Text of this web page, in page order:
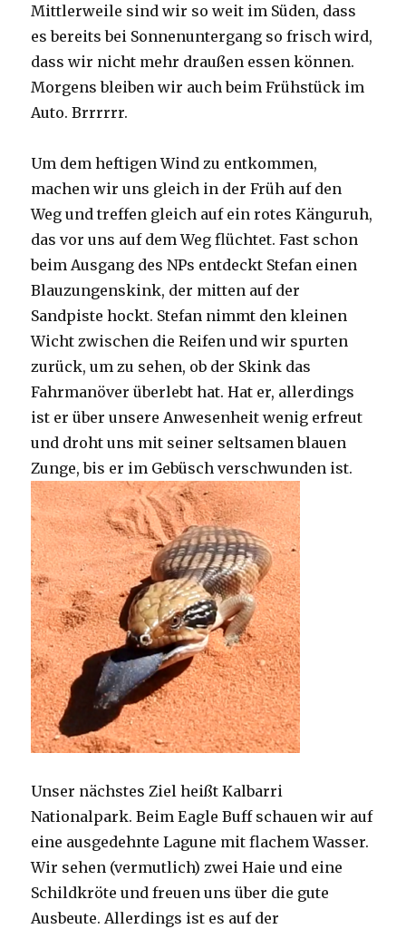
Mittlerweile sind wir so weit im Süden, dass
es bereits bei Sonnenuntergang so frisch wird,
dass wir nicht mehr draußen essen können.
Morgens bleiben wir auch beim Frühstück im
Auto. Brrrrrr.
Um dem heftigen Wind zu entkommen,
machen wir uns gleich in der Früh auf den
Weg und treffen gleich auf ein rotes Känguruh,
das vor uns auf dem Weg flüchtet. Fast schon
beim Ausgang des NPs entdeckt Stefan einen
Blauzungenskink, der mitten auf der
Sandpiste hockt. Stefan nimmt den kleinen
Wicht zwischen die Reifen und wir spurten
zurück, um zu sehen, ob der Skink das
Fahrmanöver überlebt hat. Hat er, allerdings
ist er über unsere Anwesenheit wenig erfreut
und droht uns mit seiner seltsamen blauen
Zunge, bis er im Gebüsch verschwunden ist.
Unser nächstes Ziel heißt Kalbarri
Nationalpark. Beim Eagle Buff schauen wir auf
eine ausgedehnte Lagune mit flachem Wasser.
Wir sehen (vermutlich) zwei Haie und eine
Schildkröte und freuen uns über die gute
Ausbeute. Allerdings ist es auf der